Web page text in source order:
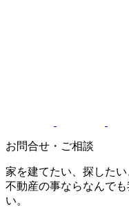
お問合せ・ご相談
家を建てたい、探した
不動産の事ならなんで
い。